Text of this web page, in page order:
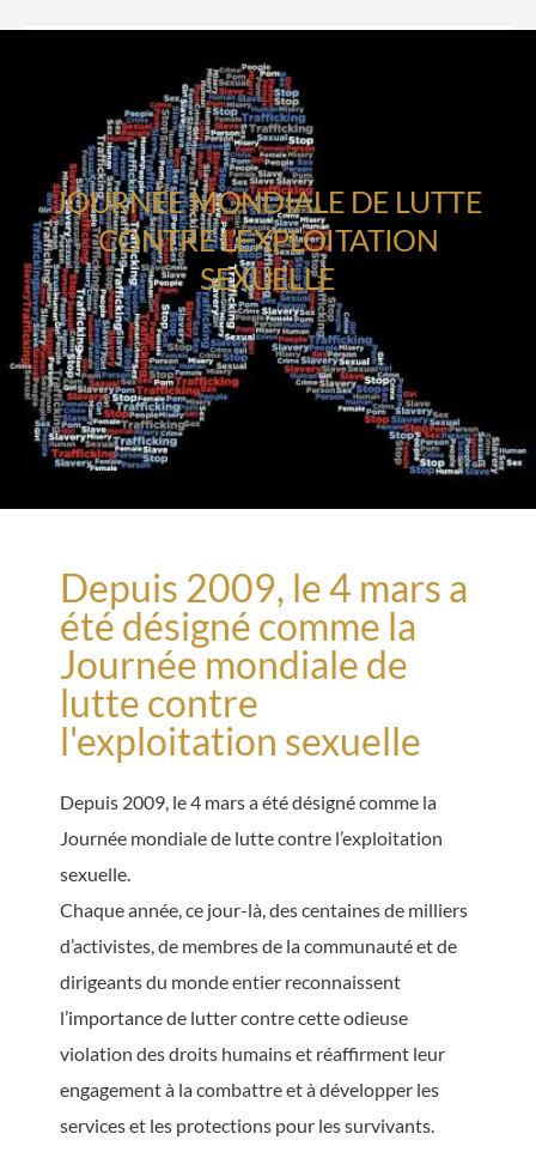
JOURNÉE MONDIALE DE LUTTE
CONTRE L’EXPLOITATION
SEXUELLE
Depuis 2009, le 4 mars a
été désigné comme la
Journée mondiale de
lutte contre
l'exploitation sexuelle
Depuis 2009, le 4 mars a été désigné comme la
Journée mondiale de lutte contre l’exploitation
sexuelle.
Chaque année, ce jour-là, des centaines de milliers
d’activistes, de membres de la communauté et de
dirigeants du monde entier reconnaissent
l’importance de lutter contre cette odieuse
violation des droits humains et réaffirment leur
engagement à la combattre et à développer les
services et les protections pour les survivants.